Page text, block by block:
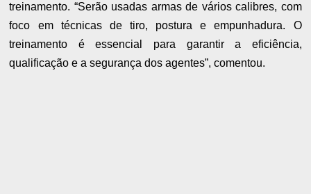
treinamento. “Serão usadas armas de vários calibres, com
foco em técnicas de tiro, postura e empunhadura. O
treinamento é essencial para garantir a eficiência,
qualificação e a segurança dos agentes”, comentou.